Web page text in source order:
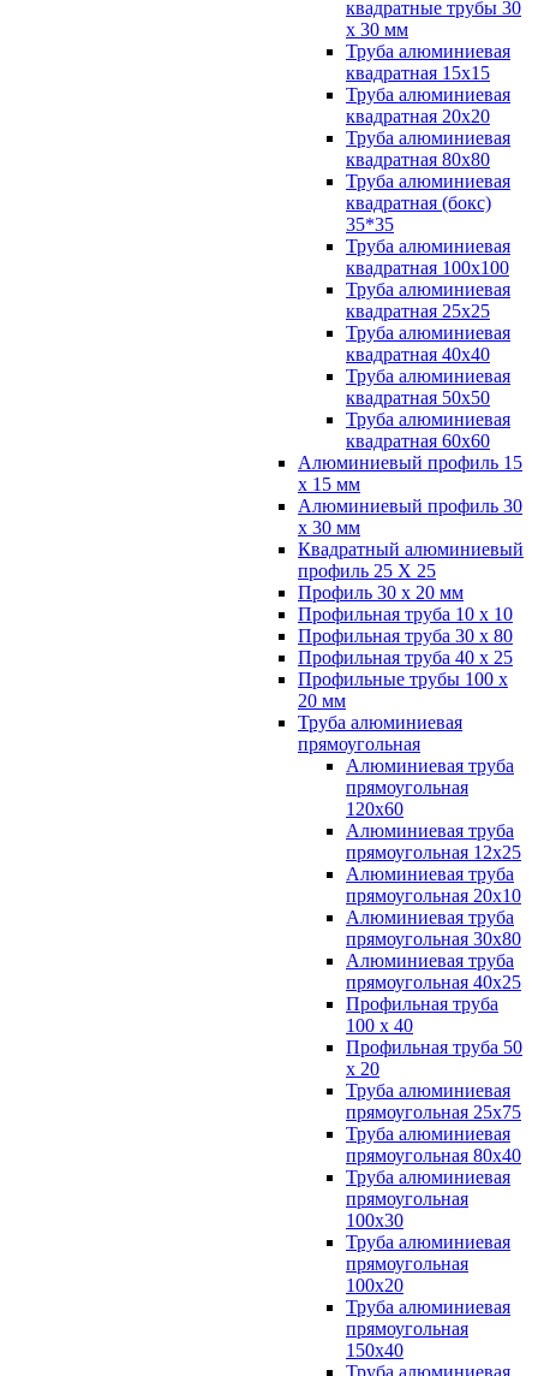
квадратные трубы 30
х 30 мм
Труба алюминиевая
квадратная 15х15
Труба алюминиевая
квадратная 20х20
Труба алюминиевая
квадратная 80х80
Труба алюминиевая
квадратная (бокс)
35*35
Труба алюминиевая
квадратная 100х100
Труба алюминиевая
квадратная 25х25
Труба алюминиевая
квадратная 40х40
Труба алюминиевая
квадратная 50х50
Труба алюминиевая
квадратная 60х60
Алюминиевый профиль 15
х 15 мм
Алюминиевый профиль 30
х 30 мм
Квадратный алюминиевый
профиль 25 Х 25
Профиль 30 х 20 мм
Профильная труба 10 х 10
Профильная труба 30 х 80
Профильная труба 40 х 25
Профильные трубы 100 х
20 мм
Труба алюминиевая
прямоугольная
Алюминиевая труба
прямоугольная
120х60
Алюминиевая труба
прямоугольная 12х25
Алюминиевая труба
прямоугольная 20х10
Алюминиевая труба
прямоугольная 30х80
Алюминиевая труба
прямоугольная 40х25
Профильная труба
100 х 40
Профильная труба 50
х 20
Труба алюминиевая
прямоугольная 25х75
Труба алюминиевая
прямоугольная 80х40
Труба алюминиевая
прямоугольная
100x30
Труба алюминиевая
прямоугольная
100х20
Труба алюминиевая
прямоугольная
150x40
Труба алюминиевая